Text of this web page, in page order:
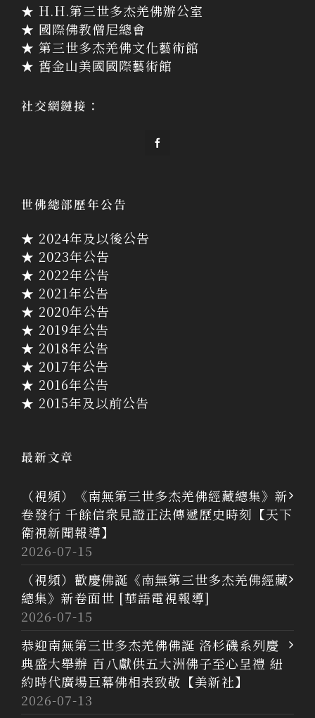
★ H.H.第三世多杰羌佛辦公室
★ 國際佛教僧尼總會
★ 第三世多杰羌佛文化藝術館
★ 舊金山美國國際藝術館
社交網鏈接：
世佛總部歷年公告
★ 2024年及以後公告
★ 2023年公告
★ 2022年公告
★ 2021年公告
★ 2020年公告
★ 2019年公告
★ 2018年公告
★ 2017年公告
★ 2016年公告
★ 2015年及以前公告
最新文章
（視頻）《南無第三世多杰羌佛經藏總集》新
卷發行 千餘信衆見證正法傳遞歷史時刻【天下
衛視新聞報導】
2026-07-15
（視頻）歡慶佛誕《南無第三世多杰羌佛經藏
總集》新卷面世 [華語電視報導]
2026-07-15
恭迎南無第三世多杰羌佛佛誕 洛杉磯系列慶
典盛大舉辦 百八獻供五大洲佛子至心呈禮 紐
約時代廣場巨幕佛相表致敬【美新社】
2026-07-13